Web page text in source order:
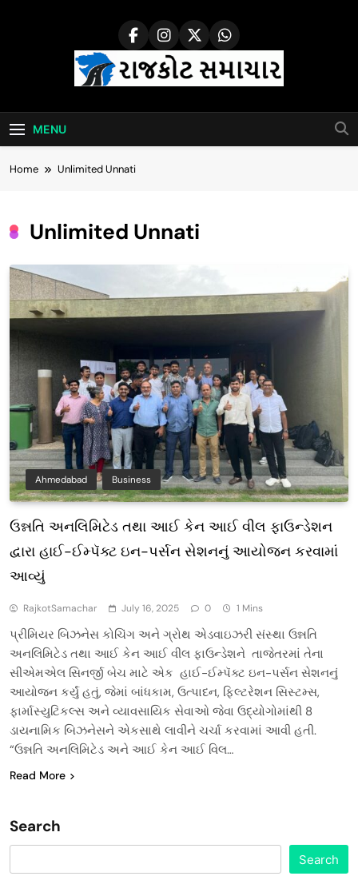
Rajkot Samachar
MENU
Home Unlimited Unnati
Unlimited Unnati
Ahmedabad Business
ઉન્નતિ અનલિમિટેડ તથા આઈ કેન આઈ વીલ ફાઉન્ડેશન
દ્વારા હાઈ-ઈમ્પૅક્ટ ઇન-પર્સન સેશનનું આયોજન કરવામાં
આવ્યું
RajkotSamachar July 16, 2025 0 1 Mins
પ્રીમિયર બિઝનેસ કોચિંગ અને ગ્રોથ એડવાઇઝરી સંસ્થા ઉન્નતિ
અનલિમિટેડ તથા આઈ કેન આઈ વીલ ફાઉન્ડેશને તાજેતરમાં તેના
સીએમએલ સિનર્જી બેચ માટે એક હાઈ-ઈમ્પૅક્ટ ઇન-પર્સન સેશનનું
આયોજન કર્યું હતું, જેમાં બાંધકામ, ઉત્પાદન, ફિલ્ટરેશન સિસ્ટમ્સ,
ફાર્માસ્યુટિકલ્સ અને વ્યાવસાયિક સેવાઓ જેવા ઉદ્યોગોમાંથી 8
ડાયનામિક બિઝનેસને એકસાથે લાવીને ચર્ચા કરવામાં આવી હતી.
“ઉન્નતિ અનલિમિટેડ અને આઈ કેન આઈ વિલ…
Read More
Search
Search